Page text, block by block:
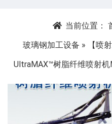
当前位置：
玻璃钢加工设备 » 【喷
UltraMAX™树脂纤维喷射